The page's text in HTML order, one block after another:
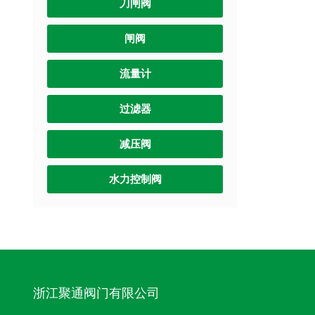
刀闸阀
闸阀
流量计
过滤器
减压阀
水力控制阀
浙江聚通阀门有限公司